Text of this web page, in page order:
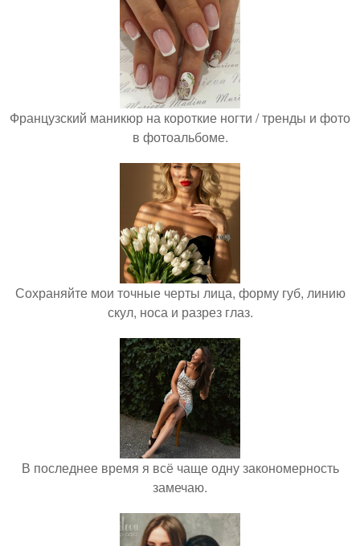
Французский маникюр на короткие ногти / тренды и фото
в фотоальбоме.
Сохраняйте мои точные черты лица, форму губ, линию
скул, носа и разрез глаз.
В последнее время я всё чаще одну закономерность
замечаю.